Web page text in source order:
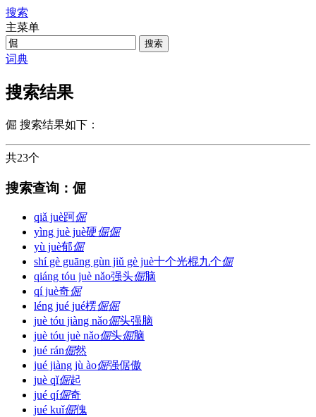
搜索
主菜单
词典
搜索结果
倔 搜索结果如下：
共23个
搜索查询：倔
qiǎ juè跒倔
yìng juè juè硬倔倔
yù juè郁倔
shí gè guāng gùn jiǔ gè juè十个光棍九个倔
qiáng tóu juè nǎo强头倔脑
qí juè奇倔
léng jué jué楞倔倔
juè tóu jiàng nǎo倔头强脑
juè tóu juè nǎo倔头倔脑
jué rán倔然
jué jiàng jù ào倔强倨傲
juè qǐ倔起
jué qí倔奇
jué kuǐ倔傀